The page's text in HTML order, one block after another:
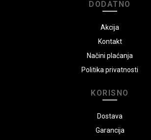
DODATNO
Akcija
Kontakt
Načini plaćanja
Politika privatnosti
KORISNO
Dostava
Garancija